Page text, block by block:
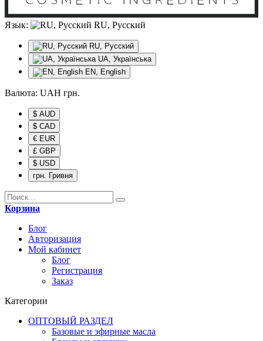
Язык: RU, Русский
RU, Русский
UA, Українська
EN, English
Валюта: UAH грн.
$ AUD
$ CAD
€ EUR
£ GBP
$ USD
грн. Гривня
Корзина
Блог
Авторизация
Мой кабинет
Блог
Регистрация
Заказ
Категории
ОПТОВЫЙ РАЗДЕЛ
Базовые и эфирные масла